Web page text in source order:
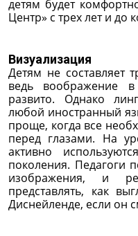
детям будет
Центр» с трех лет и до
Визуализация
Детям не составляет
ведь воображение
развито. Однако
любой иностранный
проще, когда все
перед глазами. На
активно
поколения. Педагоги
изображения, и
представлять, как
Диснейленде, если он